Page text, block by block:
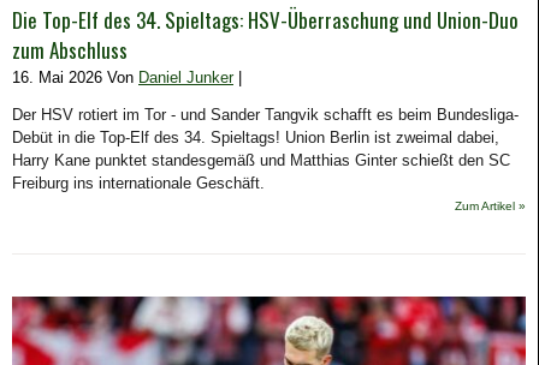
Die Top-Elf des 34. Spieltags: HSV-Überraschung und Union-Duo
zum Abschluss
16. Mai 2026 Von Daniel Junker|
Der HSV rotiert im Tor - und Sander Tangvik schafft es beim Bundesliga-
Debüt in die Top-Elf des 34. Spieltags! Union Berlin ist zweimal dabei,
Harry Kane punktet standesgemäß und Matthias Ginter schießt den SC
Freiburg ins internationale Geschäft.
Zum Artikel »